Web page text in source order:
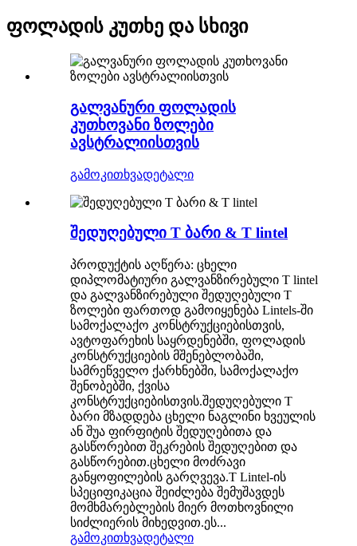
ფოლადის კუთხე და სხივი
გალვანური ფოლადის
კუთხოვანი ზოლები
ავსტრალიისთვის
გამოკითხვადეტალი
შედუღებული T ბარი & T lintel
პროდუქტის აღწერა: ცხელი
დიპლომატიური გალვანზირებული T lintel
და გალვანზირებული შედუღებული T
ზოლები ფართოდ გამოიყენება Lintels-ში
სამოქალაქო კონსტრუქციებისთვის,
ავტოფარეხის საყრდენებში, ფოლადის
კონსტრუქციების მშენებლობაში,
სამრეწველო ქარხნებში, სამოქალაქო
შენობებში, ქვისა
კონსტრუქციებისთვის.შედუღებული T
ბარი მზადდება ცხელი ნაგლინი ხვეულის
ან შუა ფირფიტის შედუღებითა და
გასწორებით შეკრების შედუღებით და
გასწორებით.ცხელი მოძრავი
განყოფილების გარღვევა.T Lintel-ის
სპეციფიკაცია შეიძლება შემუშავდეს
მომხმარებლების მიერ მოთხოვნილი
სიძლიერის მიხედვით.ეს...
გამოკითხვადეტალი